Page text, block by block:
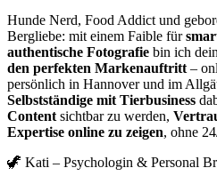
Hunde Nerd, Food Addict und
Bergliebe: mit einem Faible für
authentische Fotografie bin ich
den perfekten Markenauftritt –
persönlich in Hannover und im
Selbstständige mit Tierbusiness
Content sichtbar zu werden,
Expertise online zu zeigen, ohne
🦖 Kati – Psychologin & Personal